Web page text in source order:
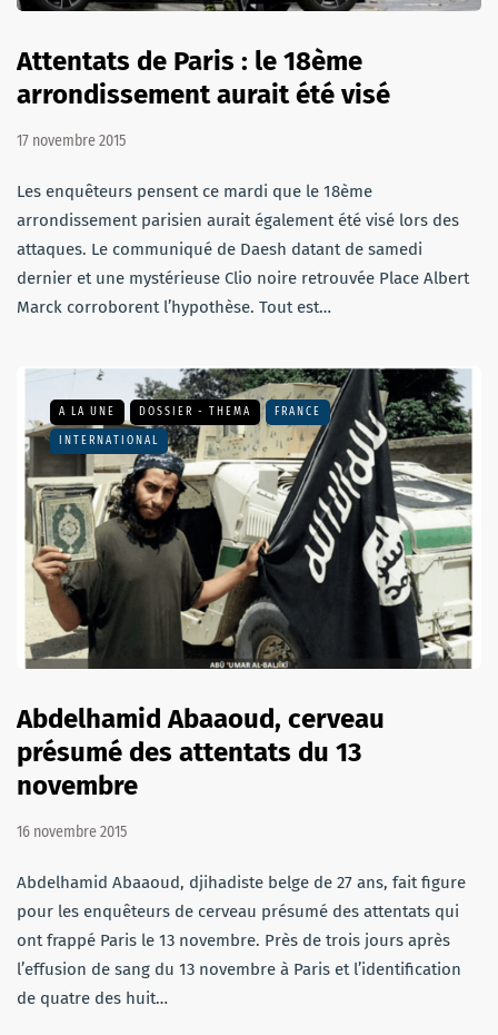
Attentats de Paris : le 18ème
arrondissement aurait été visé
17 novembre 2015
Les enquêteurs pensent ce mardi que le 18ème
arrondissement parisien aurait également été visé lors des
attaques. Le communiqué de Daesh datant de samedi
dernier et une mystérieuse Clio noire retrouvée Place Albert
Marck corroborent l’hypothèse. Tout est…
A LA UNE DOSSIER - THEMA FRANCE
INTERNATIONAL
Abdelhamid Abaaoud, cerveau
présumé des attentats du 13
novembre
16 novembre 2015
Abdelhamid Abaaoud, djihadiste belge de 27 ans, fait figure
pour les enquêteurs de cerveau présumé des attentats qui
ont frappé Paris le 13 novembre. Près de trois jours après
l’effusion de sang du 13 novembre à Paris et l’identification
de quatre des huit…